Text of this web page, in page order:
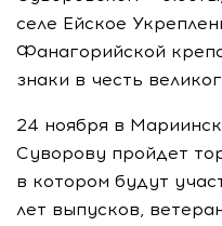
селе Ейское
Фанагорийской
знаки в честь
24 ноября в
Суворову пройдет
в котором будут
лет выпусков,